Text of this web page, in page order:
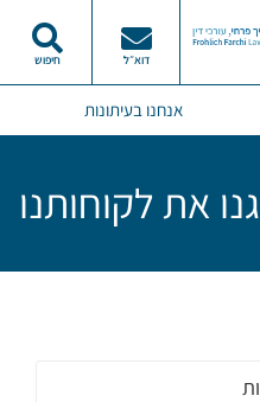
דוא״ל חיפוש
אנחנו בעיתונות
את לקוחותנו